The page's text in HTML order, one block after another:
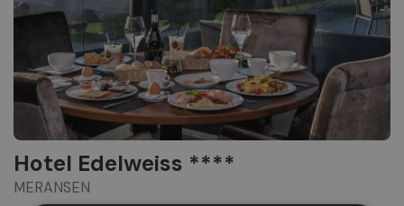
Hotel Edelweiss ****
MERANSEN